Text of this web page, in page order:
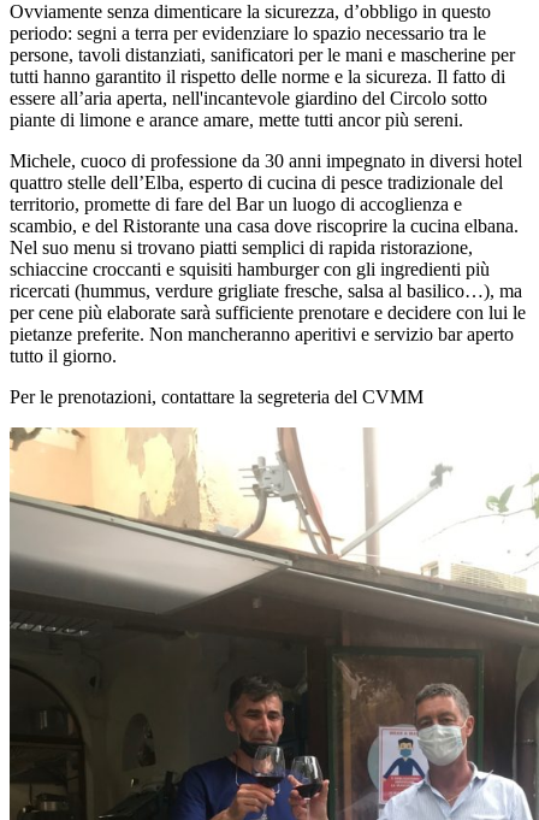
Ovviamente senza dimenticare la sicurezza, d’obbligo in questo
periodo: segni a terra per evidenziare lo spazio necessario tra le
persone, tavoli distanziati, sanificatori per le mani e mascherine per
tutti hanno garantito il rispetto delle norme e la sicureza. Il fatto di
essere all’aria aperta, nell'incantevole giardino del Circolo sotto
piante di limone e arance amare, mette tutti ancor più sereni.
Michele, cuoco di professione da 30 anni impegnato in diversi hotel
quattro stelle dell’Elba, esperto di cucina di pesce tradizionale del
territorio, promette di fare del Bar un luogo di accoglienza e
scambio, e del Ristorante una casa dove riscoprire la cucina elbana.
Nel suo menu si trovano piatti semplici di rapida ristorazione,
schiaccine croccanti e squisiti hamburger con gli ingredienti più
ricercati (hummus, verdure grigliate fresche, salsa al basilico…), ma
per cene più elaborate sarà sufficiente prenotare e decidere con lui le
pietanze preferite. Non mancheranno aperitivi e servizio bar aperto
tutto il giorno.
Per le prenotazioni, contattare la segreteria del CVMM